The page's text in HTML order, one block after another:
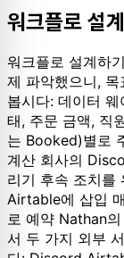
워크플로 설계
워크플로 설계하
제 파악했으니,
봅시다: 데이터
태, 주문 금액, 직
는 Booked)별로
계산 회사의
리기 후속 조치를
Airtable에 삽입
로 예약 Nathan
서 두 가지 외부